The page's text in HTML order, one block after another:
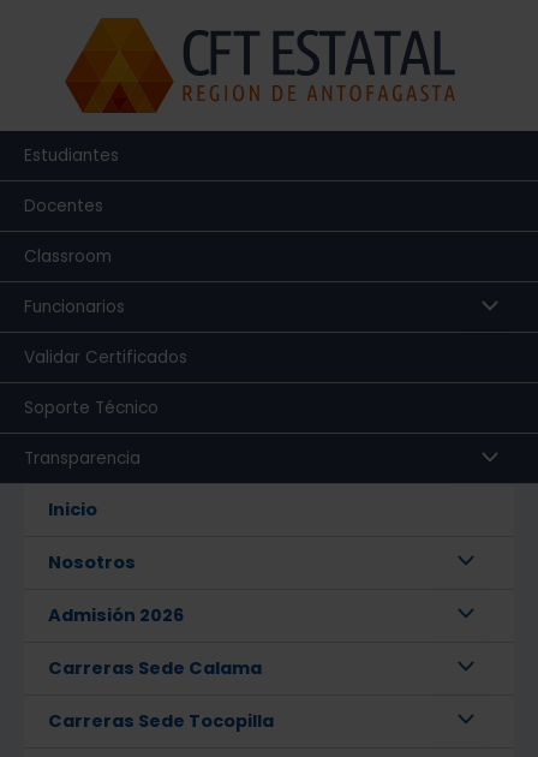
contenido
Estudiantes
Docentes
Classroom
Funcionarios
Validar Certificados
Soporte Técnico
Transparencia
Inicio
Nosotros
Admisión 2026
Carreras Sede Calama
Carreras Sede Tocopilla